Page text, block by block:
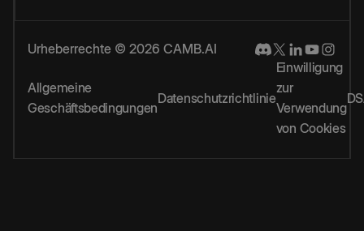
Urheberrechte © 2026 CAMB.AI
Allgemeine
Geschäftsbedingungen
Datenschutzrichtlinie
Einwilligung
zur
Verwendung
von Cookies